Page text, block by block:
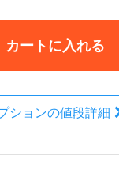
カートに入れる
ションの値段詳細